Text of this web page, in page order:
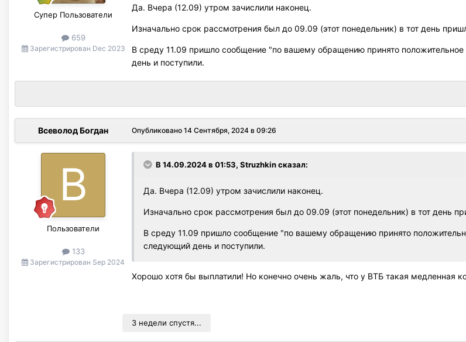
Супер Пользователи
659
Зарегистрирован Dec 2023
Да. Вчера (12.09) утром зачислили наконец.
Изначально срок рассмотрения был до 09.09 (этот понедельник) в тот день
В среду 11.09 пришло сообщение "по вашему обращению принято
день и поступили.
Всеволод Богдан
Пользователи
133
Зарегистрирован Sep 2024
Опубликовано 14 Сентября, 2024 в 09:26
В 14.09.2024 в 01:53, Struzhkinсказал:
Да. Вчера (12.09) утром зачислили наконец.
Изначально срок рассмотрения был до 09.09 (этот понедельник) в тот день
В среду 11.09 пришло сообщение "по вашему обращению принято
следующий день и поступили.
Хорошо хотя бы выплатили! Но конечно очень жаль, что у ВТБ такая медленная
3 недели спустя...